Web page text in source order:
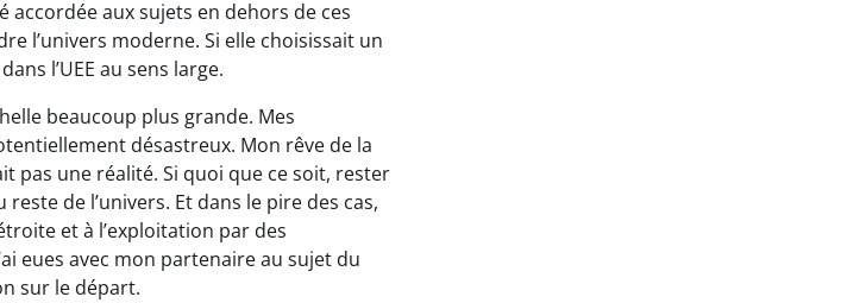
accordée aux sujets en dehors de ces
l’univers moderne. Si elle choisissait un
l’UEE au sens large.
beaucoup plus grande. Mes
désastreux. Mon rêve de la
pas une réalité. Si quoi que ce soit, rester
de l’univers. Et dans le pire des cas,
et à l’exploitation par des
eues avec mon partenaire au sujet du
sur le départ.